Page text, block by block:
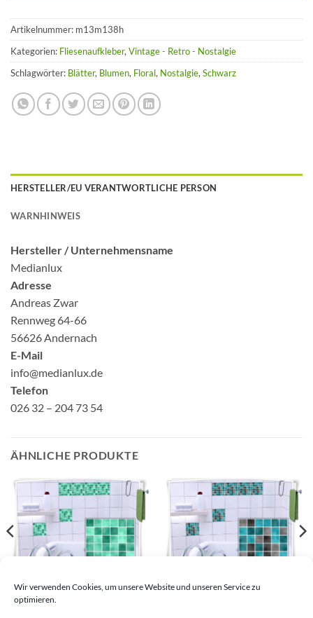
Wir verwenden Cookies, um unsere Website und unseren Service zu
optimieren.
Artikelnummer: m13m138h
Kategorien: Fliesenaufkleber, Vintage - Retro - Nostalgie
Schlagwörter: Blätter, Blumen, Floral, Nostalgie, Schwarz
HERSTELLER/EU VERANTWORTLICHE PERSON
WARNHINWEIS
Hersteller /Unternehmensname
Medianlux
Adresse
Andreas Zwar
Rennweg 64-66
56626 Andernach
E-Mail
info@medianlux.de
Telefon
026 32 – 204 73 54
ÄHNLICHE PRODUKTE
Fliesenaufkleber Mosaik
Fliesenaufkleber Mosaik